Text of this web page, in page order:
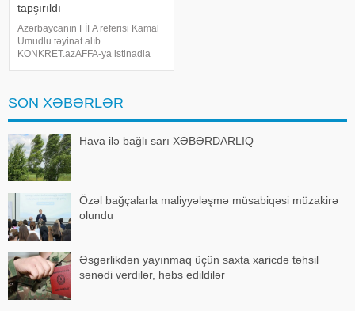
tapşırıldı
Azərbaycanın FİFA referisi Kamal
Umudlu təyinat alıb.
KONKRET.azAFFA-ya istinadla
keçiriləcək "Dinamo Siti"
SON XƏBƏRLƏR
Hava ilə bağlı sarı XƏBƏRDARLIQ
Özəl bağçalarla maliyyələşmə müsabiqəsi müzakirə
olundu
Əsgərlikdən yayınmaq üçün saxta xaricdə təhsil
sənədi verdilər, həbs edildilər